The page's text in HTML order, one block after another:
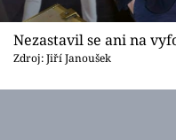
Nezastavil se ani na
Zdroj: Jiří Janoušek